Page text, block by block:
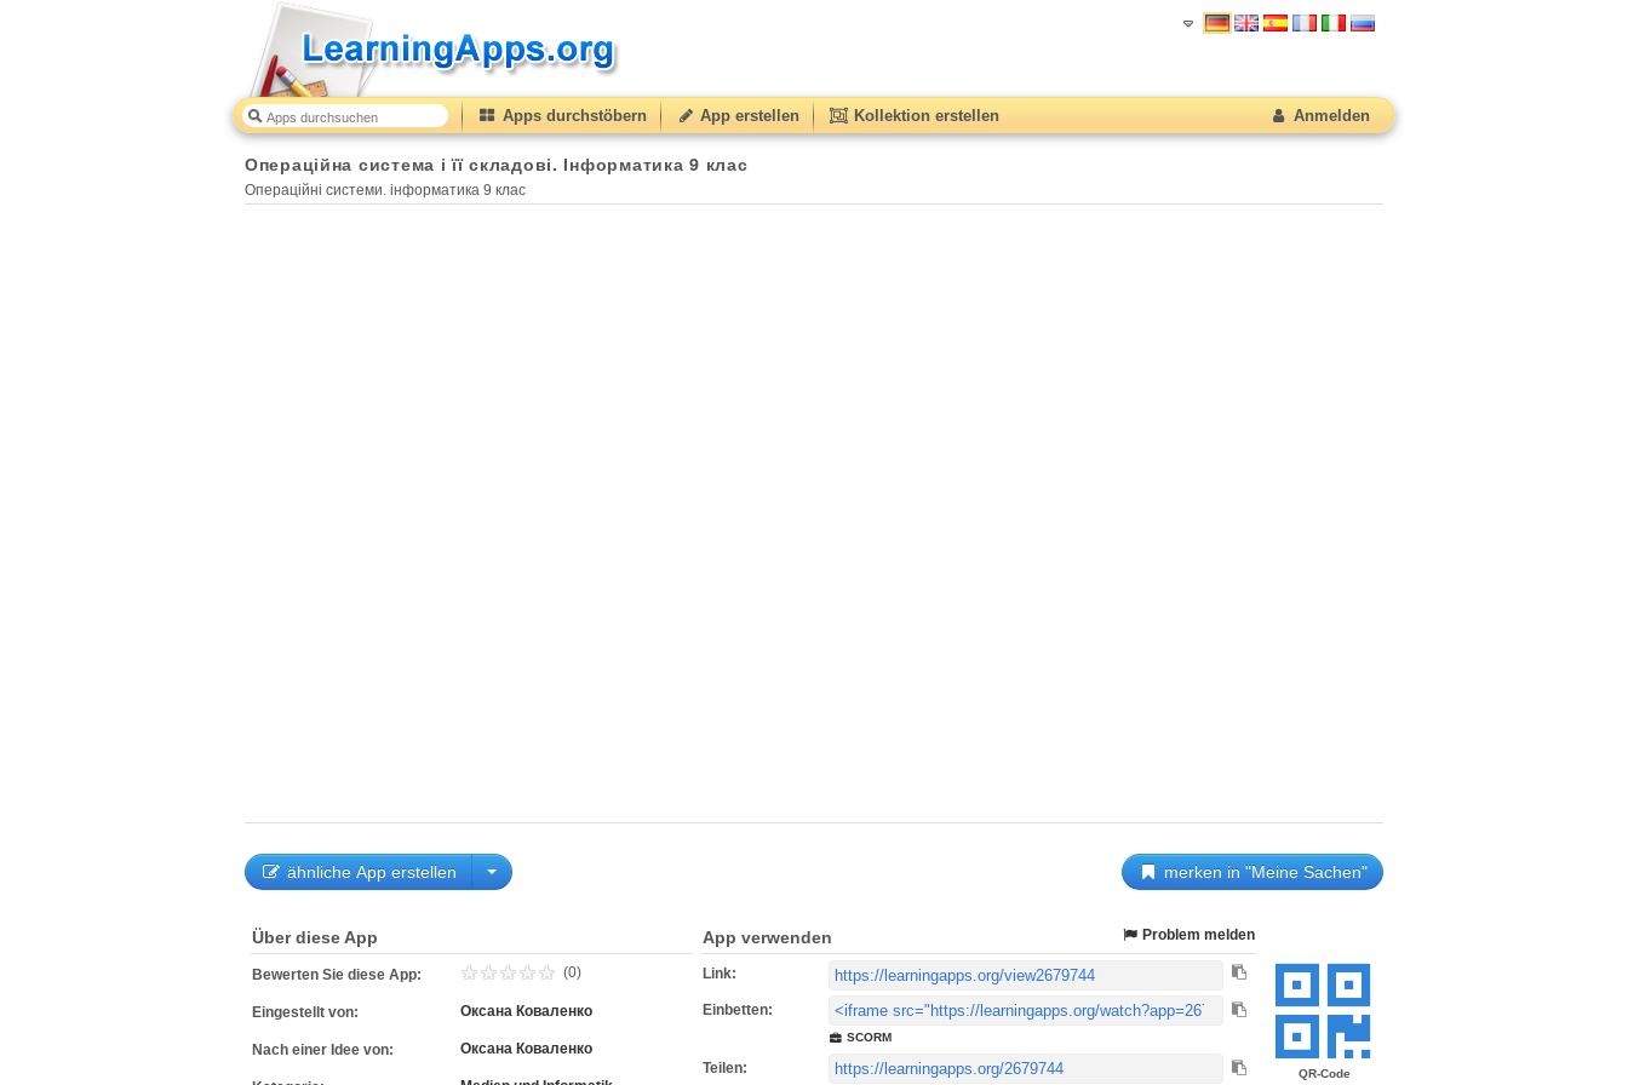
Apps durchstöbern App erstellen Kollektion erstellen Anmelden
Операційна система і її складові. Інформатика 9 клас
Операційні системи. інформатика 9 клас
ähnliche App erstellen merken in "Meine Sachen"
QR-Code
Über diese App
Bewerten Sie diese App: (0)
Eingestellt von: Оксана Коваленко
Nach einer Idee von: Оксана Коваленко
App verwenden Problem melden
Link:
Einbetten:
SCORM
Teilen: